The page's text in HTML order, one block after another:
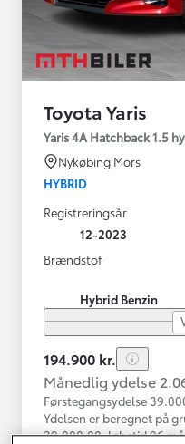
Toyota Yaris
Yaris 4A Hatchback 1.5
Nykøbing Mors
HYBRID
Registreringsår
12-2023
Brændstof
Hybrid Benzin
194.900 kr.
Månedlig ydelse
Førstegangsydelse
Ydelsen er beregnet på
39.000,00, løbetid 96